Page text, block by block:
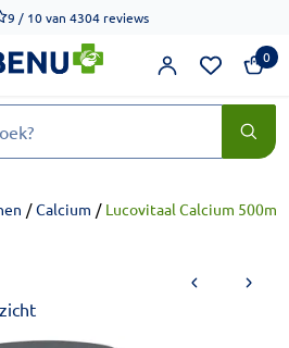
aan het verbeteren van de
9 / 10van 4304 reviews
0
/ Calcium / Lucovitaal Calcium